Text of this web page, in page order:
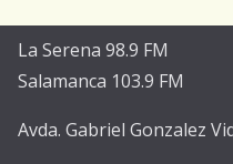
La Serena 98.9 FM
Salamanca 103.9 FM
Avda. Gabriel Gonzalez